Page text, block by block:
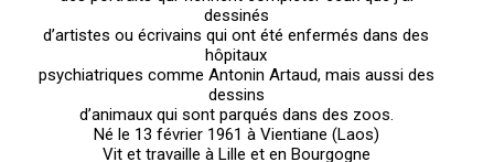
dessinés
d’artistes ou écrivains qui ont été enfermés dans des
hôpitaux
psychiatriques comme Antonin Artaud, mais aussi des
dessins
d’animaux qui sont parqués dans des zoos.
Né le 13 février 1961 à Vientiane (Laos)
Vit et travaille à Lille et en Bourgogne